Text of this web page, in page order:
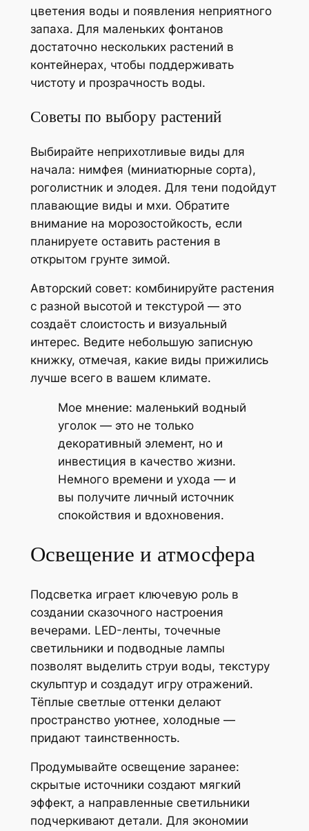
цветения воды и появления неприятного
запаха. Для маленьких фонтанов
достаточно нескольких растений в
контейнерах, чтобы поддерживать
чистоту и прозрачность воды.
Советы по выбору растений
Выбирайте неприхотливые виды для
начала: нимфея (миниатюрные сорта),
роголистник и элодея. Для тени подойдут
плавающие виды и мхи. Обратите
внимание на морозостойкость, если
планируете оставить растения в
открытом грунте зимой.
Авторский совет: комбинируйте растения
с разной высотой и текстурой — это
создаёт слоистость и визуальный
интерес. Ведите небольшую записную
книжку, отмечая, какие виды прижились
лучше всего в вашем климате.
Мое мнение: маленький водный
уголок — это не только
декоративный элемент, но и
инвестиция в качество жизни.
Немного времени и ухода — и
вы получите личный источник
спокойствия и вдохновения.
Освещение и атмосфера
Подсветка играет ключевую роль в
создании сказочного настроения
вечерами. LED-ленты, точечные
светильники и подводные лампы
позволят выделить струи воды, текстуру
скульптур и создадут игру отражений.
Тёплые светлые оттенки делают
пространство уютнее, холодные —
придают таинственность.
Продумывайте освещение заранее:
скрытые источники создают мягкий
эффект, а направленные светильники
подчеркивают детали. Для экономии